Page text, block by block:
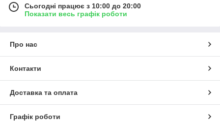
Сьогодні працює з 10:00 до 20:00
Показати весь графік роботи
Про нас
Контакти
Доставка та оплата
Графік роботи